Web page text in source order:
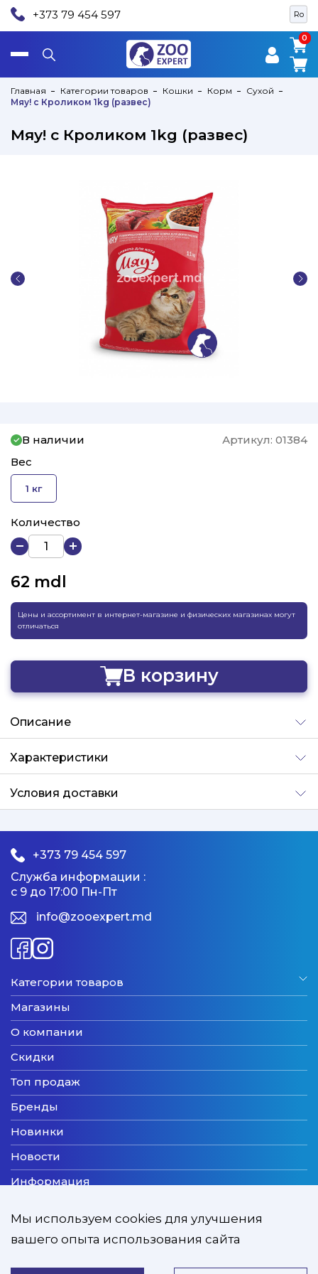
Ro
+373 79 454 597
0
0
Главная Категории товаров Кошки Корм
Сухой
Мяу! с Кроликом 1kg (развес)
Мяу! с Кроликом 1kg (развес)
В наличии Артикул: 01384
Вес
1 кг
Количество
62 mdl
Цены и ассортимент в интернет-магазине и физических магазинах могут
отличаться
В корзину
Добавлено
Описание
Характеристики
Условия доставки
+373 79 454 597
Служба информации :
с 9 до 17:00 Пн-Пт
info@zooexpert.md
Категории товаров
Магазины
О компании
Скидки
Топ продаж
Бренды
Новинки
Новости
Информация
Мы используем cookies для улучшения
вашего опыта использования сайта